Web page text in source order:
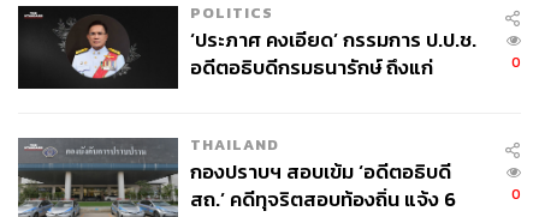
POLITICS
‘ประภาศ คงเอียด’ กรรมการ ป.ป.ช.
อดีตอธิบดีกรมธนารักษ์ ถึงแก่
0
THAILAND
กองปราบฯ สอบเข้ม ‘อดีตอธิบดี
สถ.’ คดีทุจริตสอบท้องถิ่น แจ้ง 6
0